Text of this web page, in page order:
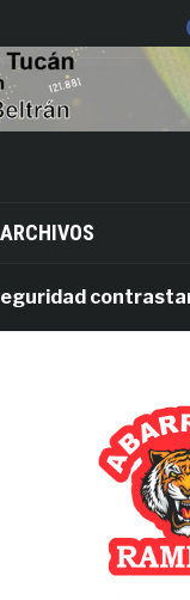
ARCHIVOS
contrastan con